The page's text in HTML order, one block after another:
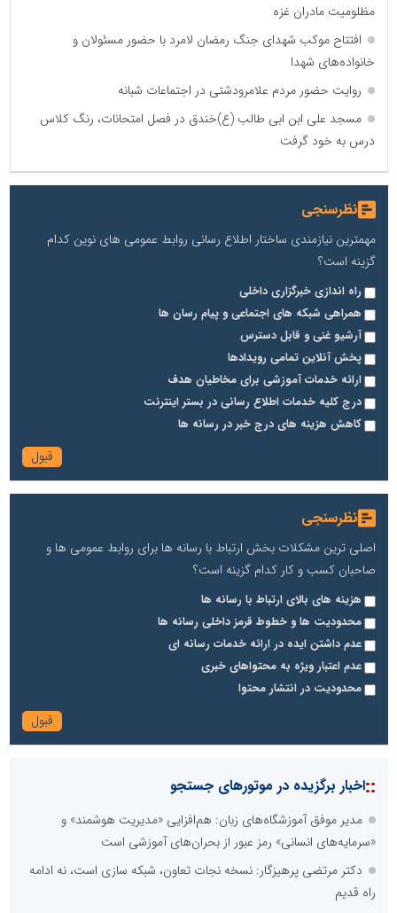
مظلومیت مادران غزه
افتتاح موکب شهدای جنگ رمضان لامرد با حضور مسئولان و
خانواده‌های شهدا
روایت حضور مردم علامرودشتی در اجتماعات شبانه
مسجد علی ابن ابی طالب (ع)خندق در فصل امتحانات، رنگ کلاس
درس به خود گرفت
نظرسنجی
مهمترین نیازمندی ساختار اطلاع رسانی روابط عمومی های نوین کدام
گزینه است؟
راه اندازی خبرگزاری داخلی
همراهی شبکه های اجتماعی و پیام رسان ها
آرشیو غنی و قابل دسترس
پخش آنلاین تمامی رویدادها
ارائه خدمات آموزشی برای مخاطیان هدف
درج کلیه خدمات اطلاع رسانی در بستر اینترنت
کاهش هزینه های درج خبر در رسانه ها
نظرسنجی
اصلی ترین مشکلات بخش ارتباط با رسانه ها برای روابط عمومی ها و
صاحبان کسب و کار کدام گزینه است؟
هزینه های بالای ارتباط با رسانه ها
محدودیت ها و خطوط قرمز داخلی رسانه ها
عدم داشتن ایده در ارائه خدمات رسانه ای
عدم اعتبار ویژه به محتواهای خبری
محدودیت در انتشار محتوا
::اخبار برگزیده در موتورهای جستجو
مدیر موفق آموزشگاه‌های زبان: هم‌افزایی «مدیریت هوشمند» و
«سرمایه‌های انسانی» رمز عبور از بحران‌های آموزشی است
دکتر مرتضی پرهیزگار: نسخه نجات تعاون، شبکه سازی است، نه ادامه
راه قدیم